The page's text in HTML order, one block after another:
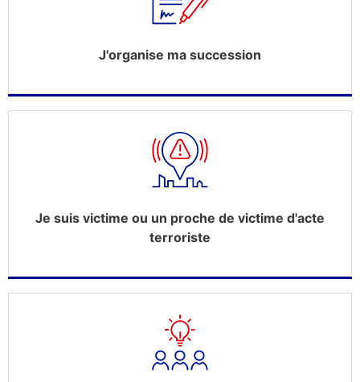
J'organise ma succession
Je suis victime ou un proche de victime d'acte
terroriste